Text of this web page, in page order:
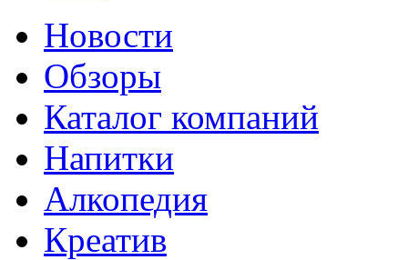
Новости
Обзоры
Каталог компаний
Напитки
Алкопедия
Креатив